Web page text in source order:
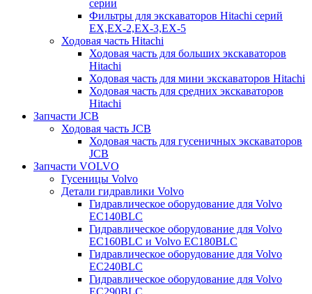
серии
Фильтры для экскаваторов Hitachi серий
EX,EX-2,EX-3,EX-5
Ходовая часть Hitachi
Ходовая часть для больших экскаваторов
Hitachi
Ходовая часть для мини экскаваторов Hitachi
Ходовая часть для средних экскаваторов
Hitachi
Запчасти JCB
Ходовая часть JCB
Ходовая часть для гусеничных экскаваторов
JCB
Запчасти VOLVO
Гусеницы Volvo
Детали гидравлики Volvo
Гидравлическое оборудование для Volvo
EC140BLC
Гидравлическое оборудование для Volvo
EC160BLC и Volvo EC180BLC
Гидравлическое оборудование для Volvo
EC240BLC
Гидравлическое оборудование для Volvo
EC290BLC